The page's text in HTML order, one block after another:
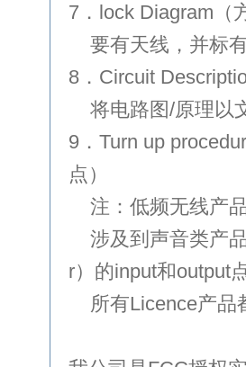
7．lock Diagram（
要有天线，并标
8．Circuit
将电路图/原理以
9．Turn up
点）
注：低频无线产
涉及到声音类产
r）的input和output
所有Licence产品